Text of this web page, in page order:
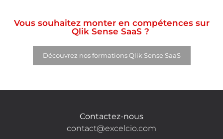
Vous souhaitez monter en compétences sur
Qlik Sense SaaS ?
Découvrez nos formations Qlik Sense SaaS
Contactez-nous
contact@excelcio.com